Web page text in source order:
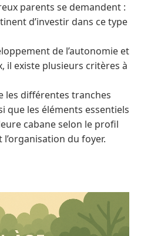
parents se demandent :
d’investir dans ce type
de l’autonomie et
il existe plusieurs critères à
les différentes tranches
que les éléments essentiels
cabane selon le profil
du foyer.